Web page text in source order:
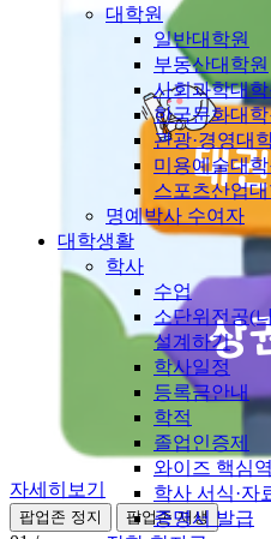
자세히보기
팝업존 정지 팝업존 재생
대학원
일반대학원
부동산대학원
사회과학대
한국문화대
관광·경영대
미용예술대
스포츠산업
명예박사 수여자
대학생활
학사
수업
소단위전공(
설계하기
학사일정
등록금안내
학적
졸업인증제
와이즈 핵심
학사 서식·자
증명서 발급